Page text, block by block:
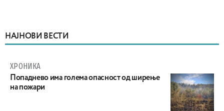
НАЈНОВИ ВЕСТИ
ХРОНИКА
Попаднево има голема опасност од ширење
на пожари